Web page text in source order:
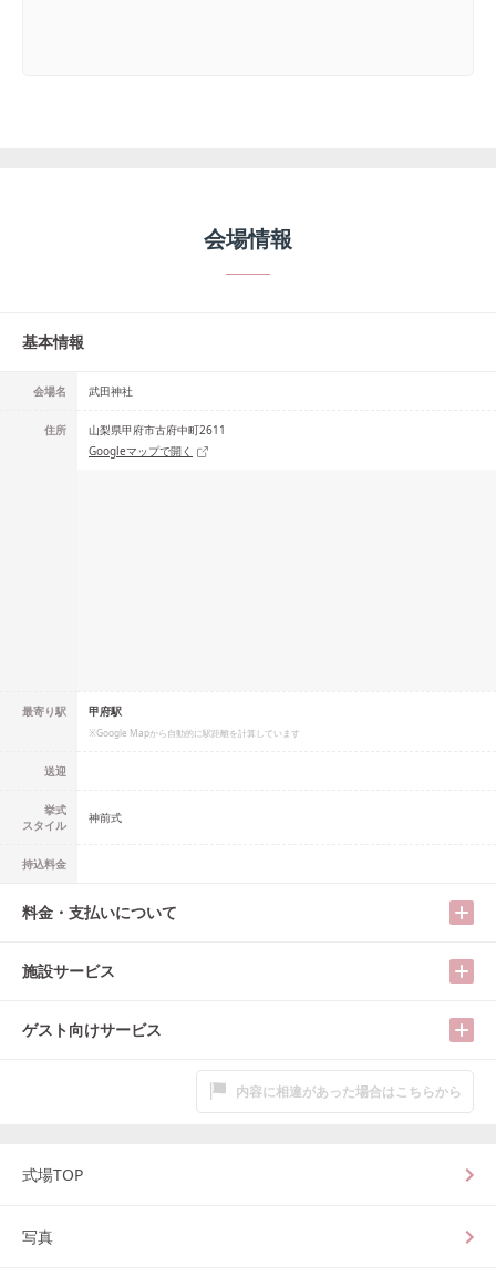
会場情報
基本情報
会場名 武田神社
住所
山梨県甲府市古府中町2611
Googleマップで開く
最寄り駅 甲府駅
※Google Mapから自動的に駅距離を計算しています
送迎
挙式
スタイル
神前式
持込料金
料金・支払いについて
施設サービス
ゲスト向けサービス
内容に相違があった場合はこちらから
式場TOP
写真